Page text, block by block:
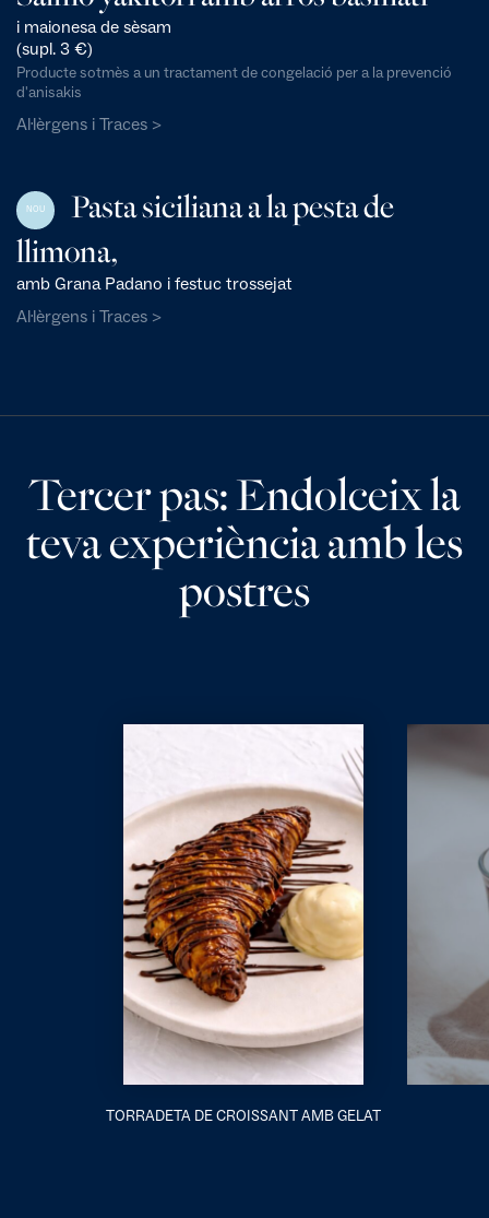
i maionesa de sèsam
(supl. 3 €)
Producte sotmès a un tractament de congelació per a la prevenció
d'anisakis
Al·lèrgens i Traces >
NOU
Pasta siciliana a la pesta de
llimona,
amb Grana Padano i festuc trossejat
Al·lèrgens i Traces >
Tercer pas: Endolceix la
teva experiència amb les
postres
TORRADETA DE CROISSANT AMB GELAT